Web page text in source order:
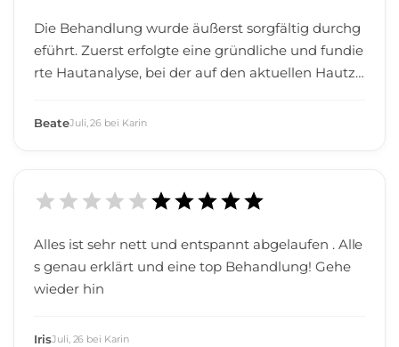
Die Behandlung wurde äußerst sorgfältig durchg
eführt. Zuerst erfolgte eine gründliche und fundie
rte Hautanalyse, bei der auf den aktuellen Hautzu
andlung war sofort sichtbar und überzeugend. M
BeateJuli ,26 bei Karin
Alles ist sehr nett und entspannt abgelaufen . Alle
s genau erklärt und eine top Behandlung! Gehe
wieder hin
IrisJuli 26 bei Karin